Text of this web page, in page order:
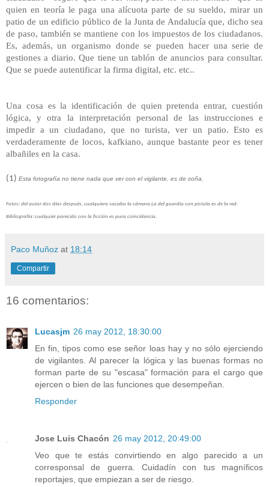
quien en teoría le paga una alícuota parte de su sueldo, mirar un
patio de un edificio público de la Junta de Andalucía que, dicho sea
de paso, también se mantiene con los impuestos de los ciudadanos.
Es, además, un organismo donde se pueden hacer una serie de
gestiones a diario. Que tiene un tablón de anuncios para consultar.
Que se puede autentificar la firma digital, etc. etc..
Una cosa es la identificación de quien pretenda entrar, cuestión
lógica, y otra la interpretación personal de las instrucciones e
impedir a un ciudadano, que no turista, ver un patio. Esto es
verdaderamente de locos, kafkiano, aunque bastante peor es tener
albañiles en la casa.
(1) Esta fotografía no tiene nada que ver con el vigilante, es de coña.
Fotos: del autor dos días después, cualquiera sacaba la cámara.La del guardia con pistola es de la red.
Bibliografía: cualquier parecido con la ficción es pura coincidencia.
Paco Muñoz at 18:14
Compartir
16 comentarios:
Lucasjm 26 may 2012, 18:30:00
En fin, tipos como ese señor loas hay y no sólo ejerciendo
de vigilantes. Al parecer la lógica y las buenas formas no
forman parte de su "escasa" formación para el cargo que
ejercen o bien de las funciones que desempeñan.
Responder
Jose Luis Chacón 26 may 2012, 20:49:00
Veo que te estás convirtiendo en algo parecido a un
corresponsal de guerra. Cuidadín con tus magníficos
reportajes, que empiezan a ser de riesgo.